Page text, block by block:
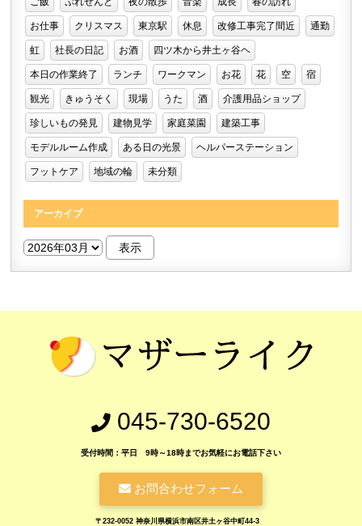
お仕事 クリスマス 東京駅 休息 改修工事完了間近 通勤
虹 社長の日記 お酒 四ツ木から井土ヶ谷ヘ
本日の作業終了 ランチ ワークマン お花 花 空 宿
観光 きゅうそく 現場 うた 酒 介護用品ショップ
珍しいもの発見 建物見学 家庭菜園 建築工事
モデルルーム作成 ある日の光景 ヘルパーステーション
フットケア 地域の輪 未分類
アーカイブ
045-730-6520
受付時間：平日 9時～18時までお気軽にお電話下さい
お問合わせフォーム
〒232-0052 神奈川県横浜市南区井土ヶ谷中町44-3